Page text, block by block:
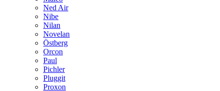
Ned Air
Nibe
Nilan
Novelan
Östberg
Orcon
Paul
Pichler
Pluggit
Proxon